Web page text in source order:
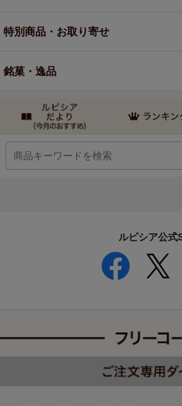
特別商品・お取り寄せ
銘菓・逸品
ルピシア公式